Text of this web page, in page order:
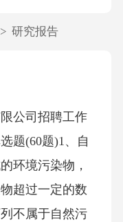
> 研究报告
公司招聘工作
题(60题)1、自
环境污染物，
超过一定的数
不属于自然污